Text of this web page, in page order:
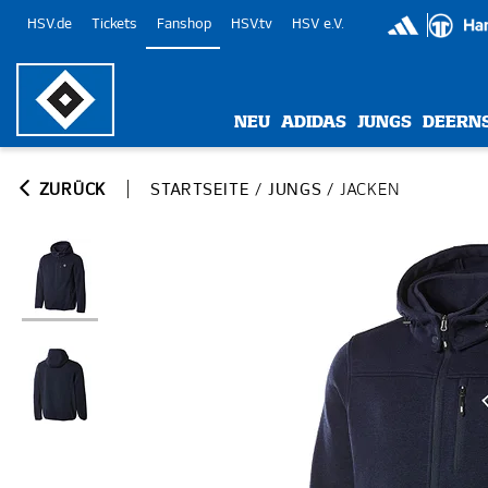
HSV.de Tickets Fanshop HSV.tv HSV e.V.
NEU ADIDAS JUNGS
ZURÜCK STARTSEITE / JUNGS / JACKEN